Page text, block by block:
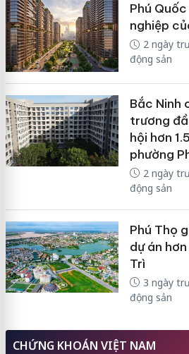
Phú
nghiệp
2 ngày
động sản
Bắc Ninh
trương
hội hơn
phường
2 ngày
động sản
Phú Thọ
dự án
Trì
3 ngày
động sản
CHỨNG KHOÁN VIỆT NAM